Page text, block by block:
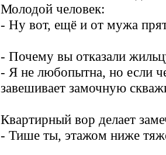
Молодой человек:
- Ну вот, ещё и от мужа
- Почему вы отказали
- Я не любопытна, но если
завешивает замочную
Квартирный вор делает
- Тише ты, этажом ниже